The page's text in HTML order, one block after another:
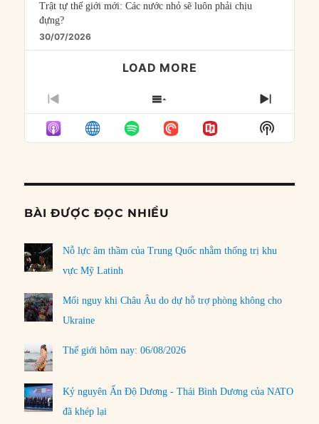
Trật tự thế giới mới: Các nước nhỏ sẽ luôn phải chịu
đựng?
30/07/2026
LOAD MORE
PREVIOUS
EPISODE
SHOW
EPISODES
LIST
NEXT
Show
Podcast
BÀI ĐƯỢC ĐỌC NHIỀU
Nỗ lực âm thầm của Trung Quốc nhằm thống trị khu
vực Mỹ Latinh
Mối nguy khi Châu Âu do dự hỗ trợ phòng không cho
Ukraine
Thế giới hôm nay: 06/08/2026
Kỷ nguyên Ấn Độ Dương - Thái Bình Dương của NATO
đã khép lại